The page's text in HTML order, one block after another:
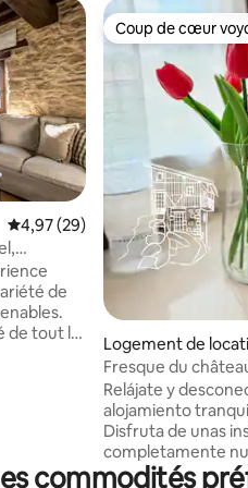
Note moyenne de 4,97 sur 5,
4,97 (29)
de
de tout le
Coup de cœur
Coup de cœur
Logement de
ca
Fresque du
appartement la a...
Relájate y
alojamiento
Disfruta de unas
completamente
equipadas con la
commodités